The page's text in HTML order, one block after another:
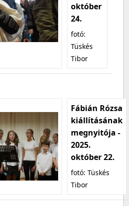
október
24.
fotó:
Tüskés
Tibor
Fábián Rózsa
kiállításának
megnyitója -
2025.
október 22.
fotó: Tüskés
Tibor